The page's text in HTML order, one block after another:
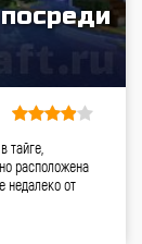
тайге,
расположена
недалеко от